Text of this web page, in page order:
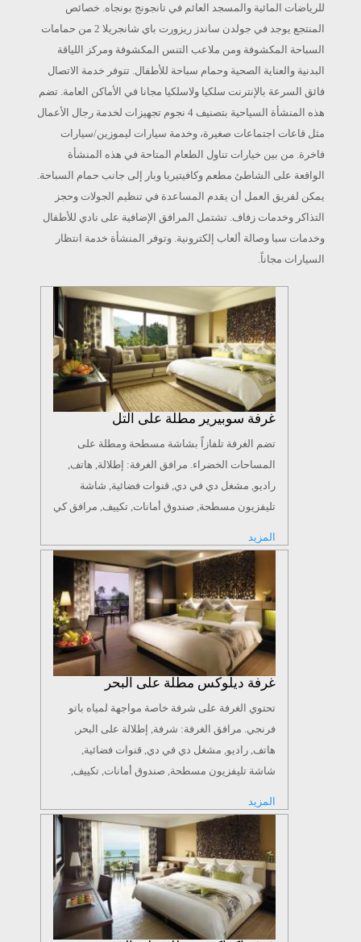
للرياضات المائية والمسجد العائم في تانجونج بونجاه. خصائص
المنتجع يوجد في جولدن ساندز ريزورت باي شانجريلا 2 من حمامات
السباحة المكشوفة ومن ملاعب التنس المكشوفة ومركز اللياقة
البدنية والعناية الصحية وحمام سباحة للأطفال. تتوفر خدمة الاتصال
فائق السرعة بالإنترنت سلكيا ولاسلكيا مجانا في الأماكن العامة. تضم
هذه المنشأة السياحية بتصنيف 4 نجوم تجهيزات لخدمة رجال الأعمال
مثل قاعات اجتماعات صغيرة، وخدمة سيارات ليموزين/سيارات
فاخرة. من بين خيارات تناول الطعام المتاحة في هذه المنشأة
الواقعة على الشاطئ مطعم وكافيتيريا وبار إلى جانب حمام السباحة.
يمكن لفريق العمل أن يقدم المساعدة في تنظيم الجولات وحجز
التذاكر وخدمات زفاف. تشتمل المرافق الإضافية على نادي للأطفال
وخدمات سبا وصالة ألعاب إلكترونية. وتوفر المنشأة خدمة انتظار
السيارات مجاناً.
غرفة سوبيرير مطلة على التل
تضم الغرفة تلفازاً بشاشة مسطحة ومطلة على
المساحات الخضراء. مرافق الغرفة: إطلالة, هاتف,
راديو, مشغل دي في دي, قنوات فضائية, شاشة
تليفزيون مسطحة, صندوق أمانات, تكييف, مرافق كي
مجفف شعر, رداء حمام, مستلزمات حمام مجانية,
مرحاض, حمام, نعال مساحة الغرفة: 36 م² حجم
السرير: 2 سرير فردي أو 1 سرير مزدوج كبير
المزيد
غرفة ديلوكس مطلة على البحر
تحتوي الغرفة على شرفة خاصة مواجهة لمياه باتو
فرنجي. مرافق الغرفة: شرفة, إطلالة على البحر,
هاتف, راديو, مشغل دي في دي, قنوات فضائية,
شاشة تليفزيون مسطحة, صندوق أمانات, تكييف,
استحمام, مجفف شعر, رداء حمام, مستلزمات حمام
حجم السرير: 2 سرير فردي أو 1 سرير مزدوج كبير
المزيد